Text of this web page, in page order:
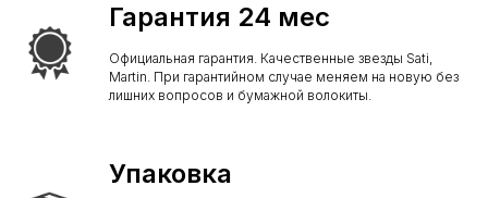
Гарантия 24 мес
Официальная гарантия. Качественные звезды Sati,
Martin. При гарантийном случае меняем на новую без
лишних вопросов и бумажной волокиты.
Упаковка